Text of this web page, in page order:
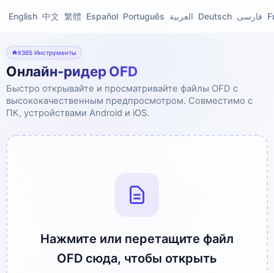
English 中文 繁體 Español Português العربية Deutsch فارسی
it365 Инструменты
Онлайн-ридер OFD
Быстро открывайте и просматривайте файлы OFD с
высококачественным предпросмотром. Совместимо с
ПК, устройствами Android и iOS.
Нажмите или перетащите файл
OFD сюда, чтобы открыть